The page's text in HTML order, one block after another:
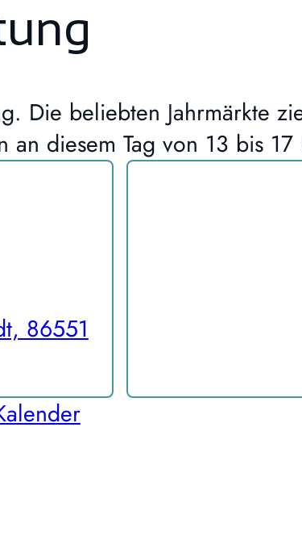
Die beliebten Jahrmärkte
diesem Tag von 13 bis
86551